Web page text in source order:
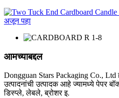
अजून पहा
आमच्याबद्दल
Dongguan Stars Packaging Co., Ltd
उत्पादनांची उत्पादक आहे ज्यामध्ये पेपर
डिस्प्ले, लेबले, ब्रोशर इ.